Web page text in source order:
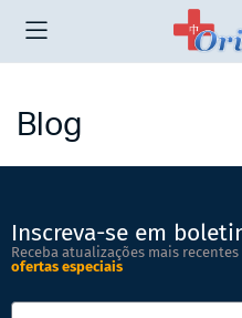
Blog
Inscreva-se em
Receba atualizações mais
ofertas especiais